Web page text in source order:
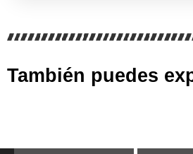
También puedes